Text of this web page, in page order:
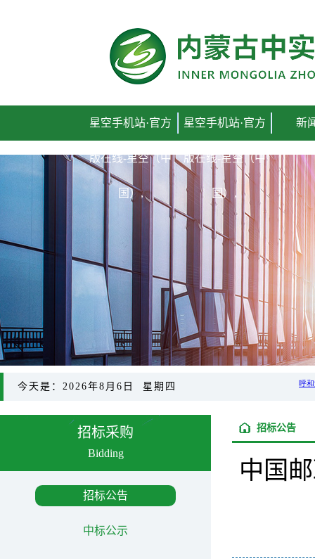
星空手机站·官方
版在线-星空（中
国）,
星空手机站·官方
版在线-星空（中
国）,
新
今天是：2026年8月6日 星期四
招标采购
Bidding
招标公告
中标公示
招标公告
中国